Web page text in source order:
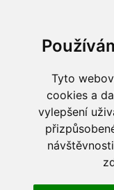
Tyto
cookies a
vylepšení